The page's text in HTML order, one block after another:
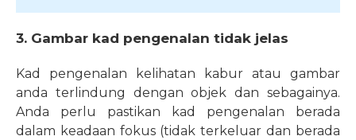
3. Gambar kad pengenalan tidak jelas
Kad pengenalan kelihatan kabur atau gambar
anda terlindung dengan objek dan sebagainya.
Anda perlu pastikan kad pengenalan berada
dalam keadaan fokus (tidak terkeluar dan berada